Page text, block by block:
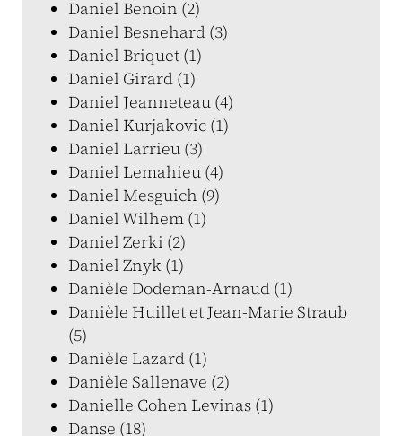
Daniel Benoin (2)
Daniel Besnehard (3)
Daniel Briquet (1)
Daniel Girard (1)
Daniel Jeanneteau (4)
Daniel Kurjakovic (1)
Daniel Larrieu (3)
Daniel Lemahieu (4)
Daniel Mesguich (9)
Daniel Wilhem (1)
Daniel Zerki (2)
Daniel Znyk (1)
Danièle Dodeman-Arnaud (1)
Danièle Huillet et Jean-Marie Straub
(5)
Danièle Lazard (1)
Danièle Sallenave (2)
Danielle Cohen Levinas (1)
Danse (18)